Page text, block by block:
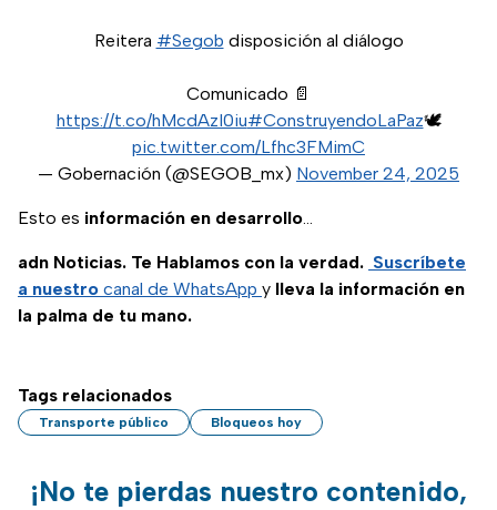
Reitera #Segob disposición al diálogo
Comunicado 📄
https://t.co/hMcdAzI0iu#ConstruyendoLaPaz🕊️
pic.twitter.com/Lfhc3FMimC
— Gobernación (@SEGOB_mx) November 24, 2025
Esto es información en desarrollo...
adn Noticias. Te Hablamos con la verdad. Suscríbete
a nuestro canal de WhatsApp y lleva la información en
la palma de tu mano.
Tags relacionados
Transporte público Bloqueos hoy
¡No te pierdas nuestro contenido,